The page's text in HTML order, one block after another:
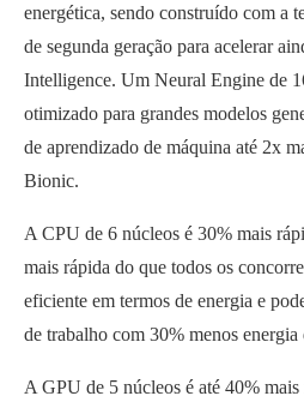
energética, sendo construído com a
de segunda geração para acelerar
Intelligence. Um Neural Engine de
otimizado para grandes modelos
de aprendizado de máquina até 2x
Bionic.
A CPU de 6 núcleos é 30% mais
mais rápida do que todos os
eficiente em termos de energia e
de trabalho com 30% menos
A GPU de 5 núcleos é até 40%